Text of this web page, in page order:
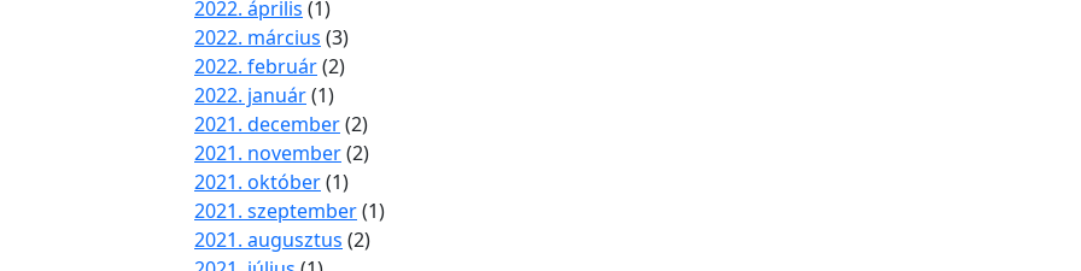
2022. április (1)
2022. március (3)
2022. február(2)
2022. január(1)
2021. december(2)
2021. november(2)
2021. október(1)
2021. szeptember(1)
2021. augusztus (2)